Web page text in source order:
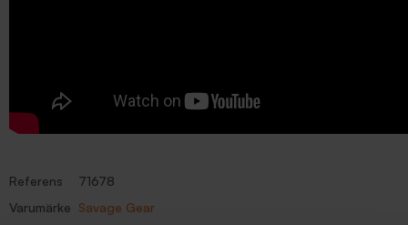
Referens
71678
Varumärke Savage Gear